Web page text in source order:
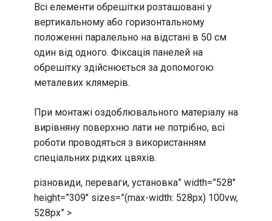
Всі елементи обрешітки розташовані у
вертикальному або горизонтальному
положенні паралельно на відстані в 50 см
один від одного. Фіксація панелей на
обрешітку здійснюється за допомогою
металевих клямерів.
При монтажі оздоблювального матеріалу на
вирівняну поверхню лати не потрібно, всі
роботи проводяться з використанням
спеціальних рідких цвяхів.
різновиди, переваги, установка” width=”528″
height=”309″ sizes=”(max-width: 528px) 100vw,
528px” >